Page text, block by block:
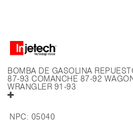
BOMBA DE GASOLINA
87-93 COMANCHE 87-92
WRANGLER 91-93
NPC: 05040